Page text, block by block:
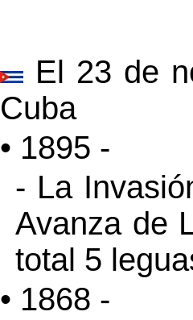
El 23 de
Cuba
• 1895 -
- La
Avanza de
total 5
• 1868 -